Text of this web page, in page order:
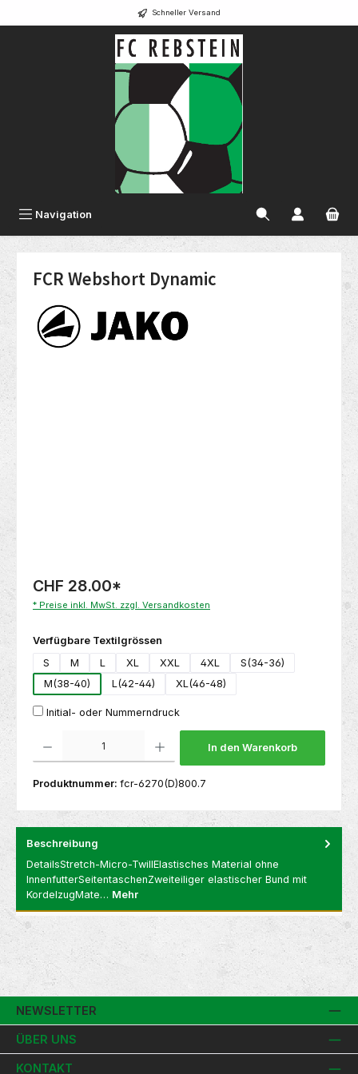
Schneller Versand
Navigation
FCR Webshort Dynamic
CHF 28.00*
* Preise inkl. MwSt. zzgl. Versandkosten
Verfügbare Textilgrössen
S
M L XL XXL 4XL
S(34-36)
M(38-40)
L(42-44) XL(46-48)
Initial- oder Nummerndruck
Produkt Anzahl: Gib den gewünschten Wert ein oder benutze die Schaltflächen um
In den Warenkorb
Produktnummer: fcr-6270(D)800.7
Beschreibung
DetailsStretch-Micro-TwillElastisches Material ohne
InnenfutterSeitentaschenZweiteiliger elastischer Bund mit
KordelzugMate… Mehr
NEWSLETTER
ÜBER UNS
KONTAKT